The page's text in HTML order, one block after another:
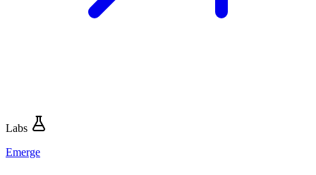
Labs
Emerge